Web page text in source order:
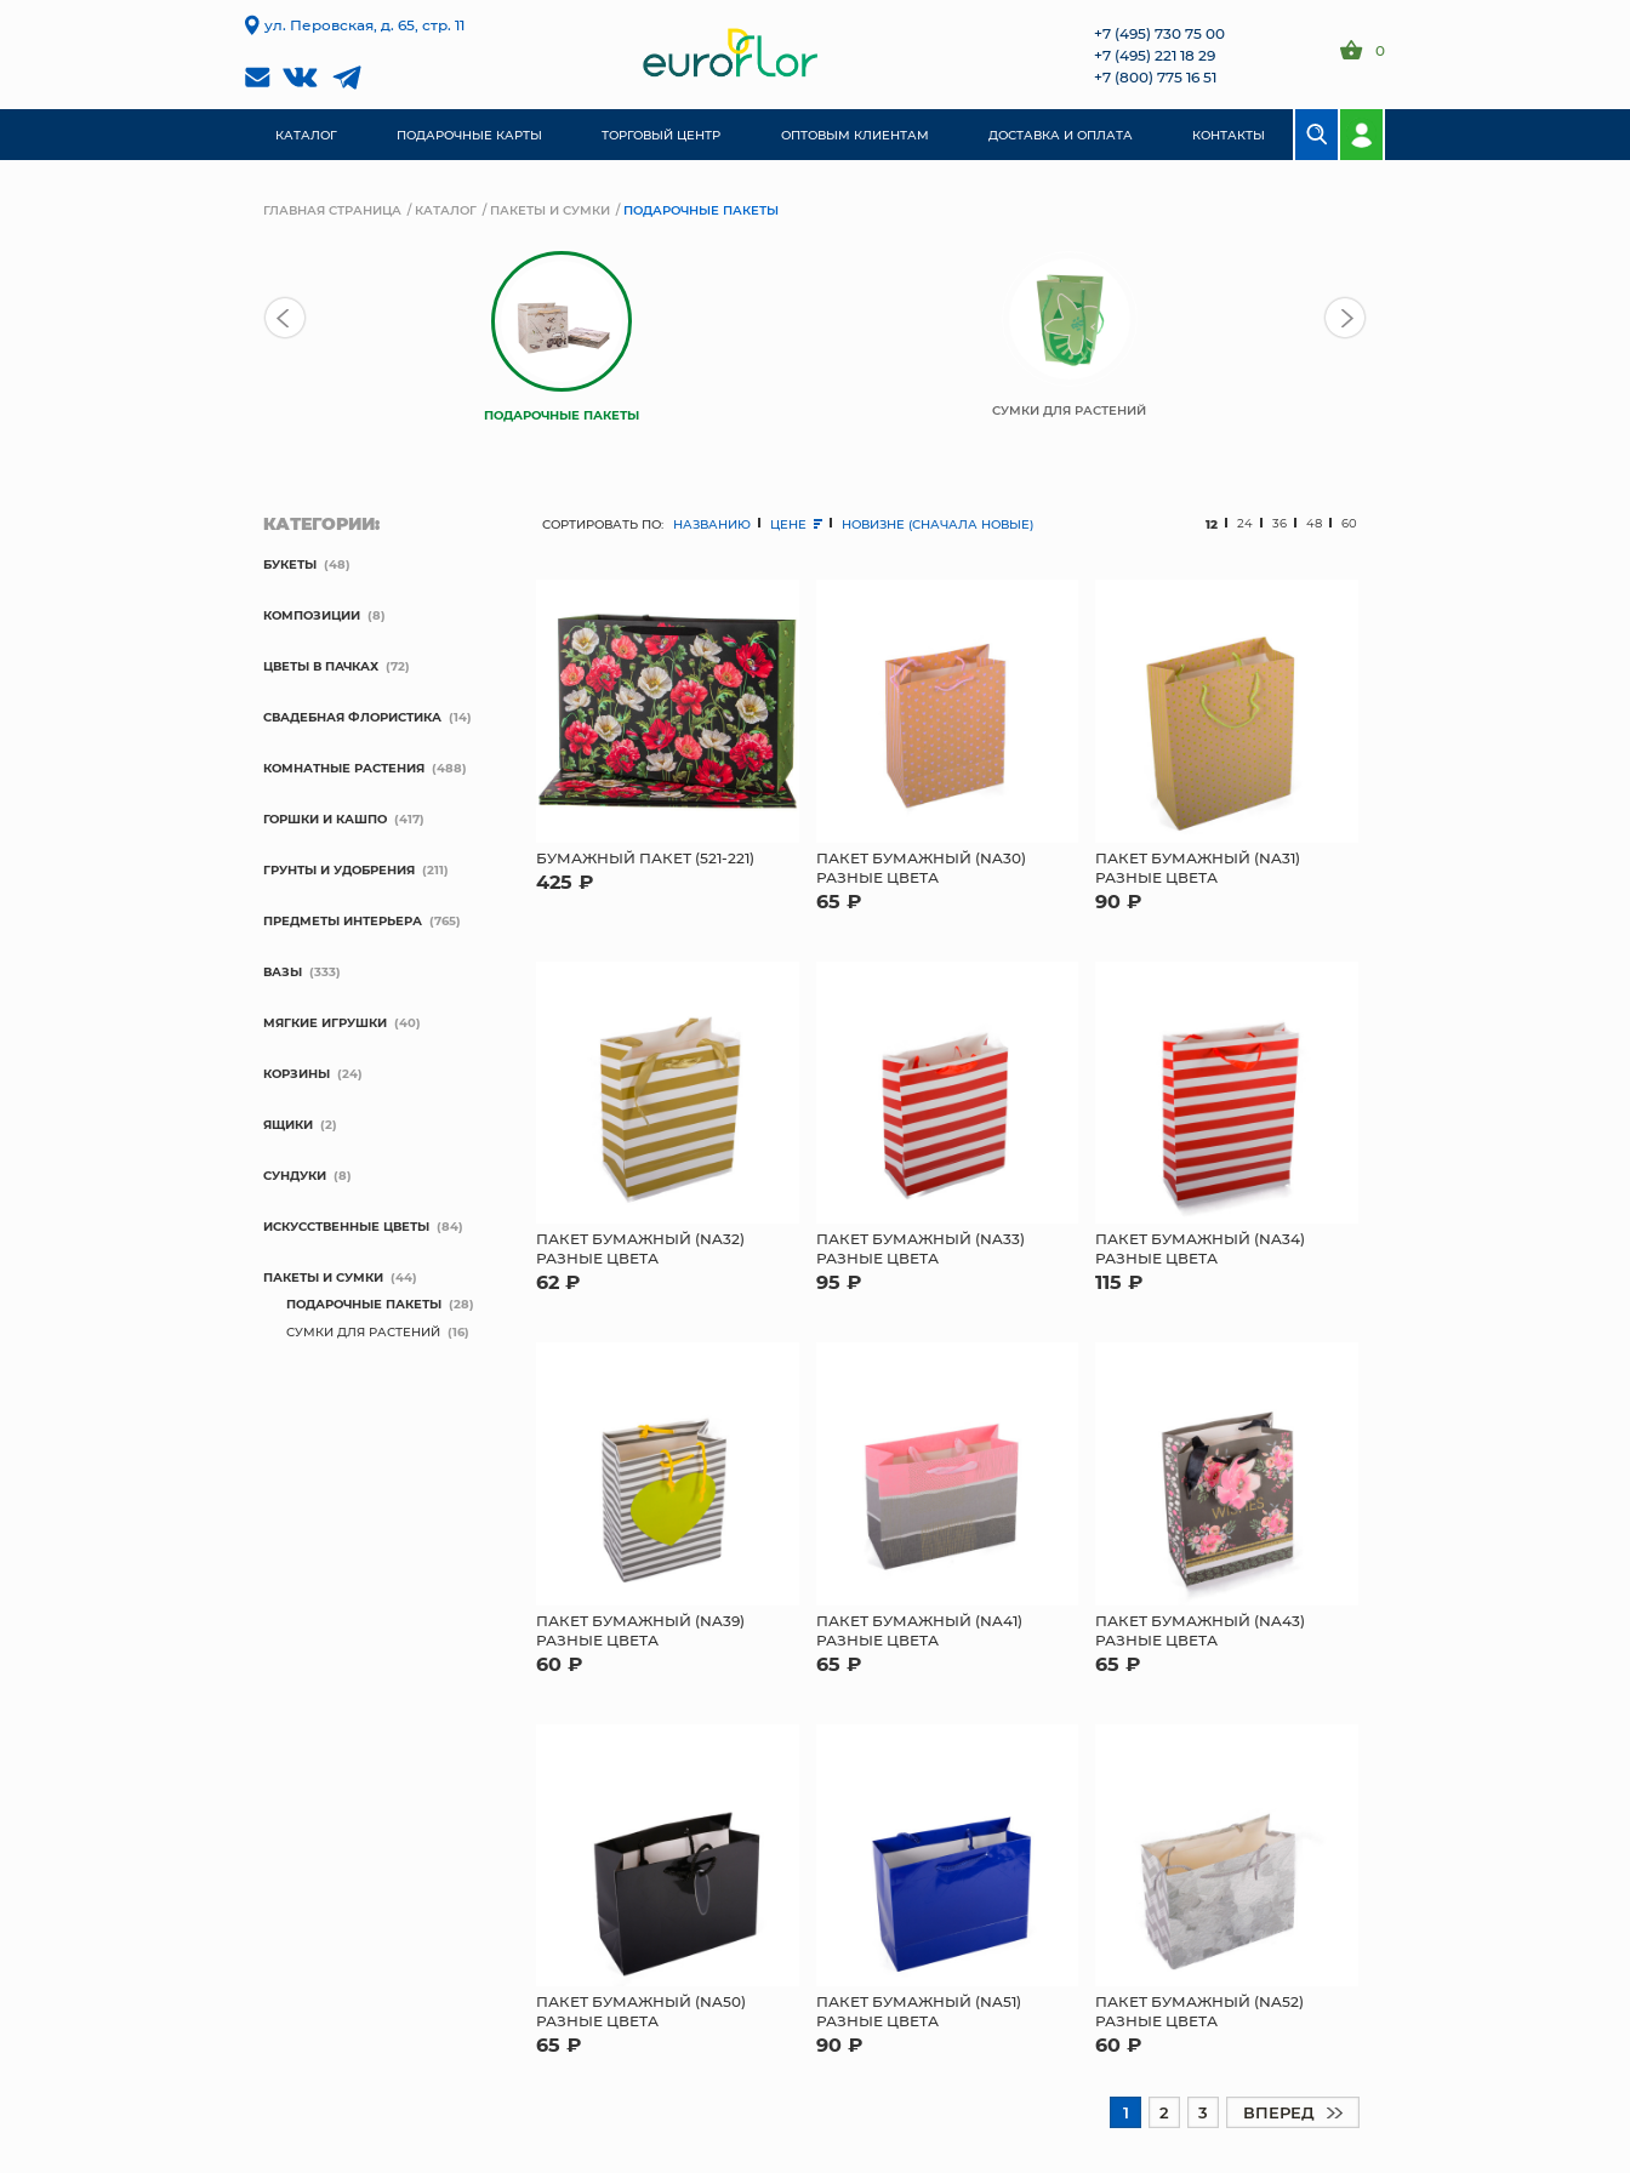
ул. Перовская, д. 65, стр. 11
+7 (495) 730 75 00
+7 (495) 221 18 29
+7 (800) 775 16 51
0
КАТАЛОГ ПОДАРОЧНЫЕ КАРТЫ ТОРГОВЫЙ ЦЕНТР ОПТОВЫМ КЛИЕНТАМ ДОСТАВКА И ОПЛАТА КОНТАКТЫ
ГЛАВНАЯ СТРАНИЦА КАТАЛОГ ПАКЕТЫ И СУМКИ ПОДАРОЧНЫЕ ПАКЕТЫ
ПОДАРОЧНЫЕ ПАКЕТЫ СУМКИ ДЛЯ РАСТЕНИЙ
СОРТИРОВАТЬ ПО: НАЗВАНИЮ ЦЕНЕ НОВИЗНЕ (СНАЧАЛА НОВЫЕ) 12 24 36 48 60
БУМАЖНЫЙ ПАКЕТ (521-221)
425 ₽
ПАКЕТ БУМАЖНЫЙ (NA30)
РАЗНЫЕ ЦВЕТА
65 ₽
ПАКЕТ БУМАЖНЫЙ (NA31)
РАЗНЫЕ ЦВЕТА
90 ₽
ПАКЕТ БУМАЖНЫЙ (NA32)
РАЗНЫЕ ЦВЕТА
62 ₽
ПАКЕТ БУМАЖНЫЙ (NA33)
РАЗНЫЕ ЦВЕТА
95 ₽
ПАКЕТ БУМАЖНЫЙ (NA34)
РАЗНЫЕ ЦВЕТА
115 ₽
ПАКЕТ БУМАЖНЫЙ (NA39)
РАЗНЫЕ ЦВЕТА
60 ₽
ПАКЕТ БУМАЖНЫЙ (NA41)
РАЗНЫЕ ЦВЕТА
65 ₽
ПАКЕТ БУМАЖНЫЙ (NA43)
РАЗНЫЕ ЦВЕТА
65 ₽
ПАКЕТ БУМАЖНЫЙ (NA50)
РАЗНЫЕ ЦВЕТА
65 ₽
ПАКЕТ БУМАЖНЫЙ (NA51)
РАЗНЫЕ ЦВЕТА
90 ₽
ПАКЕТ БУМАЖНЫЙ (NA52)
РАЗНЫЕ ЦВЕТА
60 ₽
1 2 3 ВПЕРЕД
КАТЕГОРИИ:
БУКЕТЫ (48)
КОМПОЗИЦИИ (8)
ЦВЕТЫ В ПАЧКАХ (72)
СВАДЕБНАЯ ФЛОРИСТИКА (14)
КОМНАТНЫЕ РАСТЕНИЯ (488)
ГОРШКИ И КАШПО (417)
ГРУНТЫ И УДОБРЕНИЯ (211)
ПРЕДМЕТЫ ИНТЕРЬЕРА (765)
ВАЗЫ (333)
МЯГКИЕ ИГРУШКИ (40)
КОРЗИНЫ (24)
ЯЩИКИ (2)
СУНДУКИ (8)
ИСКУССТВЕННЫЕ ЦВЕТЫ (84)
ПАКЕТЫ И СУМКИ (44)
ПОДАРОЧНЫЕ ПАКЕТЫ (28)
СУМКИ ДЛЯ РАСТЕНИЙ (16)